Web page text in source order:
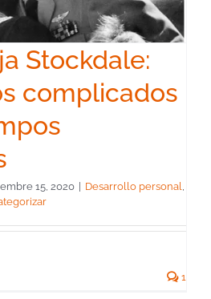
Stockdale:
complicados
15, 2020 | Desarrollo personal
1